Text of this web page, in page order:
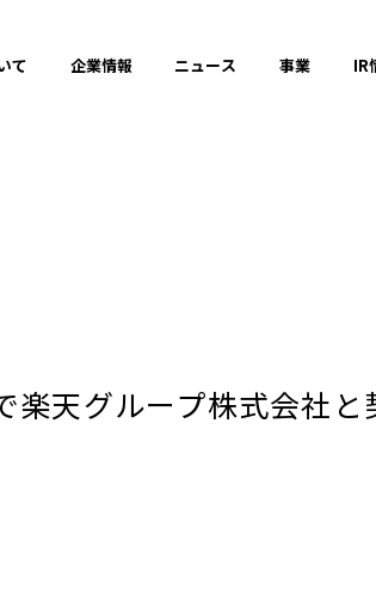
て 企業情報 ニュース 事業 IR
楽天グループ株式会社